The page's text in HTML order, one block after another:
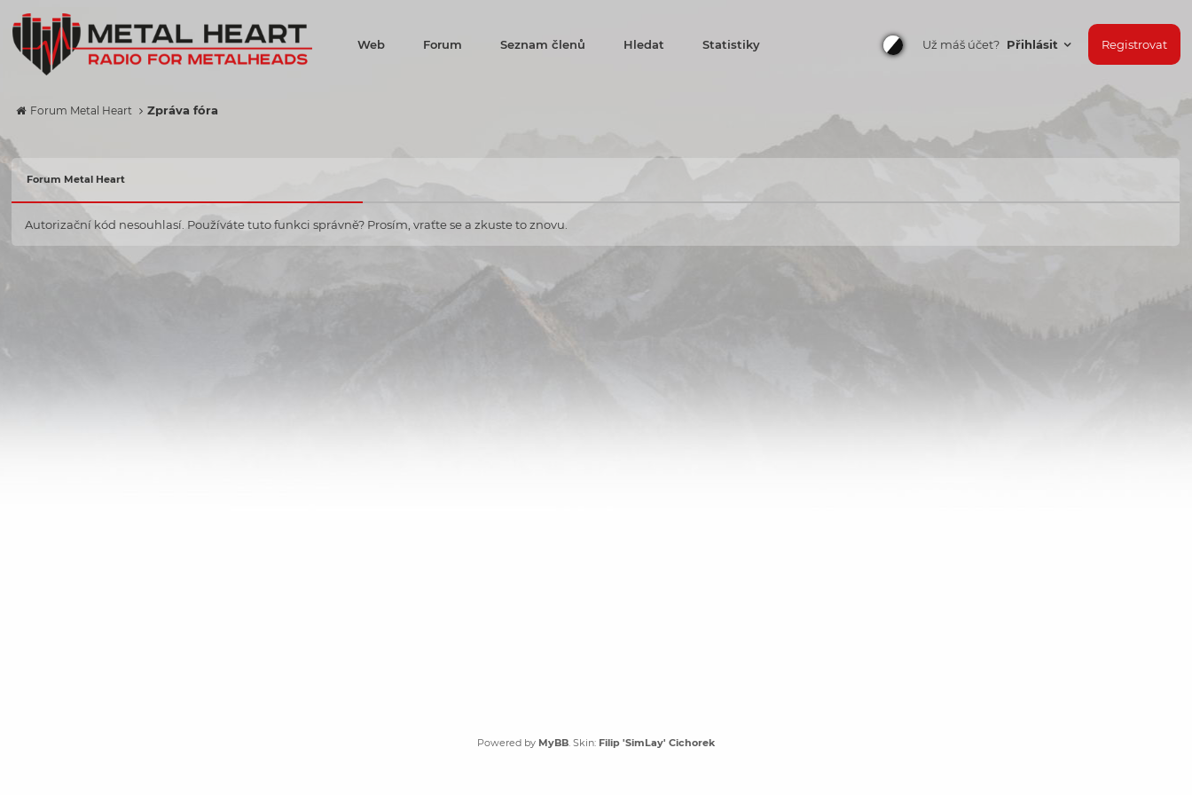
Web Forum Seznam členů Hledat Statistiky Už máš účet? Přihlásit Registrovat
Forum Metal Heart Zpráva fóra
Forum Metal Heart
Autorizační kód nesouhlasí. Používáte tuto funkci správně? Prosím, vraťte se a zkuste to znovu.
Powered by MyBB. Skin: Filip 'SimLay' Cichorek